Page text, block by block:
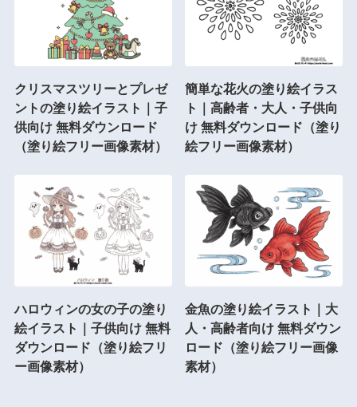
クリスマスツリーとプレゼ
ントの塗り絵イラスト｜子
供向け 無料ダウンロード
（塗り絵フリー画像素材）
簡単な花火の塗り絵イラス
ト｜高齢者・大人・子供向
け 無料ダウンロード（塗り
絵フリー画像素材）
ハロウィンの女の子の塗り
絵イラスト｜子供向け 無料
ダウンロード（塗り絵フリ
ー画像素材）
金魚の塗り絵イラスト｜大
人・高齢者向け 無料ダウン
ロード（塗り絵フリー画像
素材）